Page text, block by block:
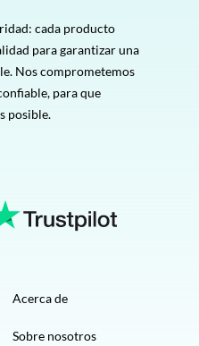
cada producto
para garantizar una
Nos comprometemos
para que
posible.
Acerca de
Sobre nosotros